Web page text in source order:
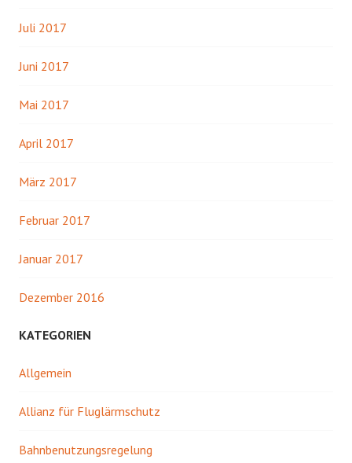
Juli 2017
Juni 2017
Mai 2017
April 2017
März 2017
Februar 2017
Januar 2017
Dezember 2016
KATEGORIEN
Allgemein
Allianz für Fluglärmschutz
Bahnbenutzungsregelung